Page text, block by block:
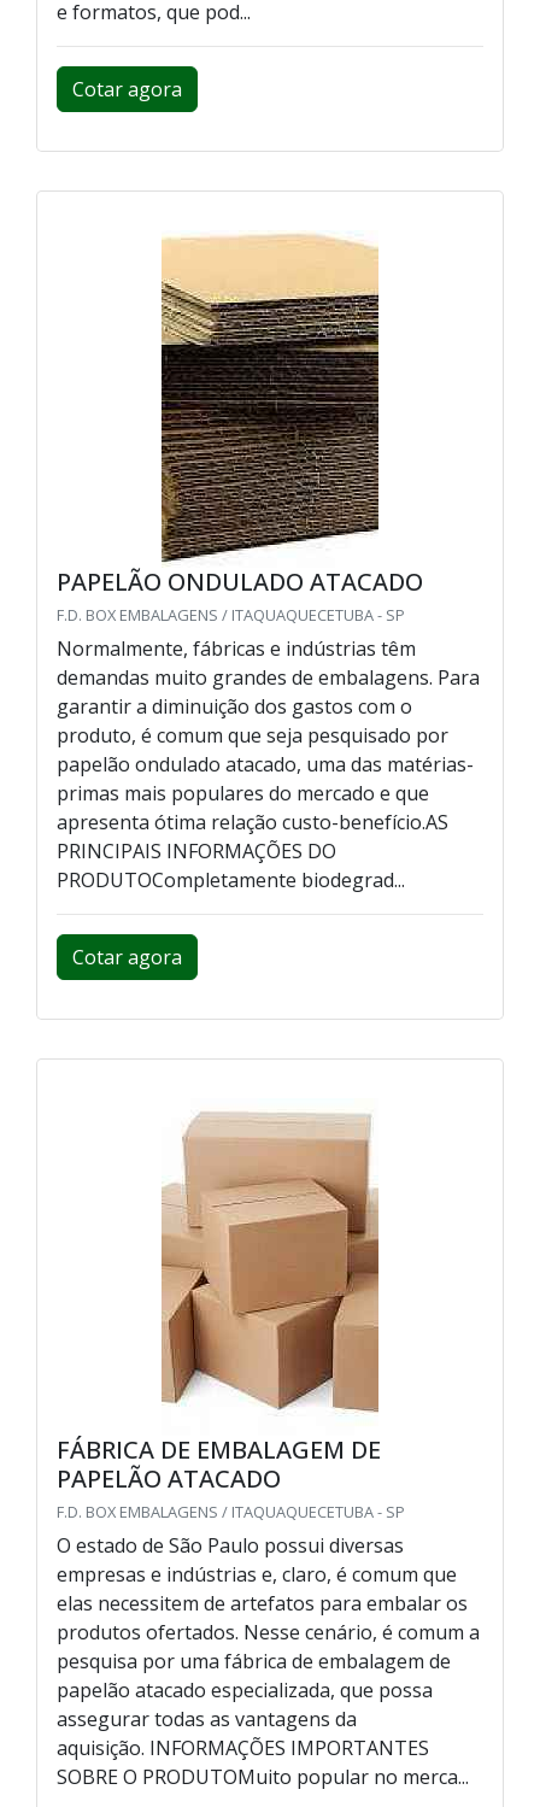
e formatos, que pod...
Cotar agora
PAPELÃO ONDULADO ATACADO
F.D. BOX EMBALAGENS / ITAQUAQUECETUBA - SP
Normalmente, fábricas e indústrias têm
demandas muito grandes de embalagens. Para
garantir a diminuição dos gastos com o
produto, é comum que seja pesquisado por
papelão ondulado atacado, uma das matérias-
primas mais populares do mercado e que
apresenta ótima relação custo-benefício.AS
PRINCIPAIS INFORMAÇÕES DO
PRODUTOCompletamente biodegrad...
Cotar agora
FÁBRICA DE EMBALAGEM DE
PAPELÃO ATACADO
F.D. BOX EMBALAGENS / ITAQUAQUECETUBA - SP
O estado de São Paulo possui diversas
empresas e indústrias e, claro, é comum que
elas necessitem de artefatos para embalar os
produtos ofertados. Nesse cenário, é comum a
pesquisa por uma fábrica de embalagem de
papelão atacado especializada, que possa
assegurar todas as vantagens da
aquisição. INFORMAÇÕES IMPORTANTES
SOBRE O PRODUTOMuito popular no merca...